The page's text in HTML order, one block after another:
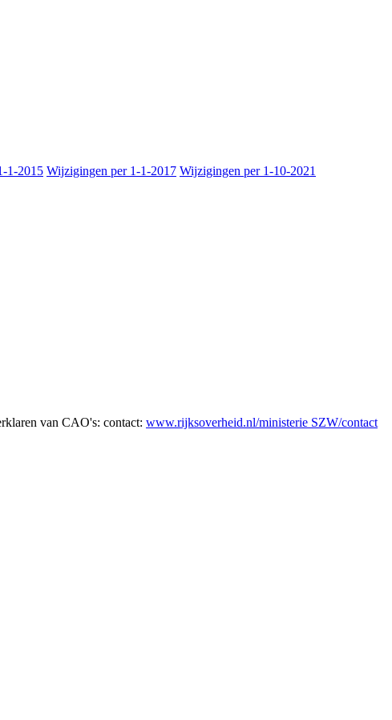
1-2015 Wijzigingen per 1-1-2017 Wijzigingen per 1-10-2021
van CAO's: contact: www.rijksoverheid.nl/ministerie SZW/contact